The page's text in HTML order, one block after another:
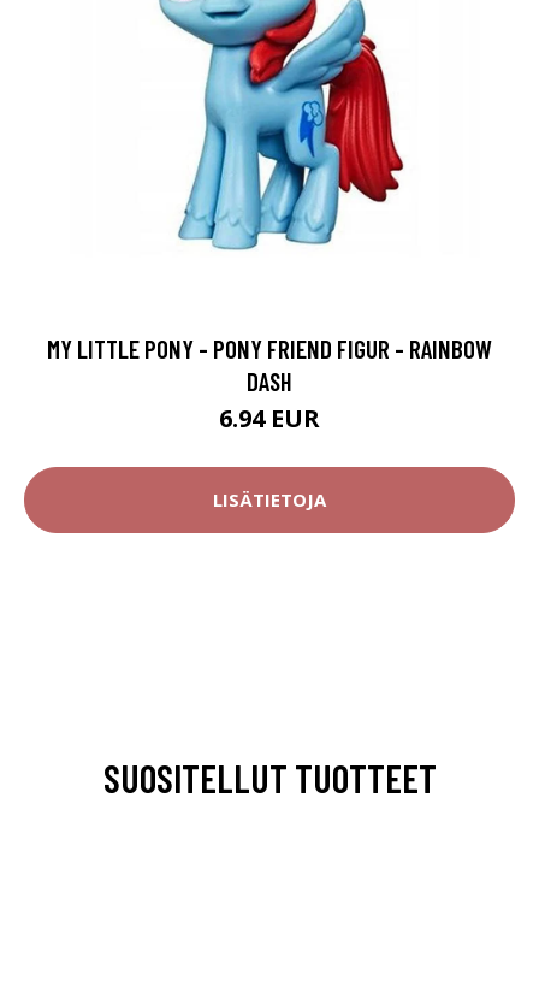
MY LITTLE PONY - PONY FRIEND FIGUR - RAINBOW
DASH
6.94 EUR
LISÄTIETOJA
SUOSITELLUT TUOTTEET